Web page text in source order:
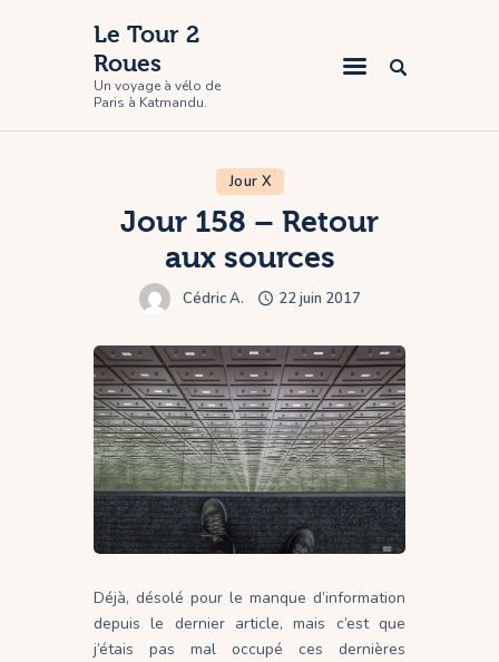
Le Tour 2
Roues
Un voyage à vélo de
Paris à Katmandu.
Photos
Participer
Contact
Jour X
Jour 158 – Retour
aux sources
Cédric A. 22 juin 2017
Déjà, désolé pour le manque d’information
depuis le dernier article, mais c’est que
j’étais pas mal occupé ces dernières